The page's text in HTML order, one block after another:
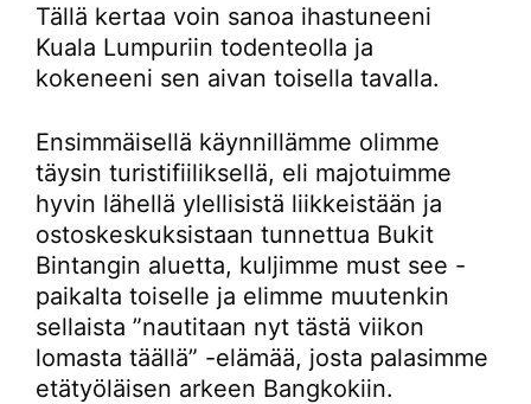
Tällä kertaa voin sanoa ihastuneeni
Kuala Lumpuriin todenteolla ja
kokeneeni sen aivan toisella tavalla.
Ensimmäisellä käynnillämme olimme
täysin turistifiiliksellä, eli majotuimme
hyvin lähellä ylellisistä liikkeistään ja
ostoskeskuksistaan tunnettua Bukit
Bintangin aluetta, kuljimme must see -
paikalta toiselle ja elimme muutenkin
sellaista ”nautitaan nyt tästä viikon
lomasta täällä” -elämää, josta palasimme
etätyöläisen arkeen Bangkokiin.